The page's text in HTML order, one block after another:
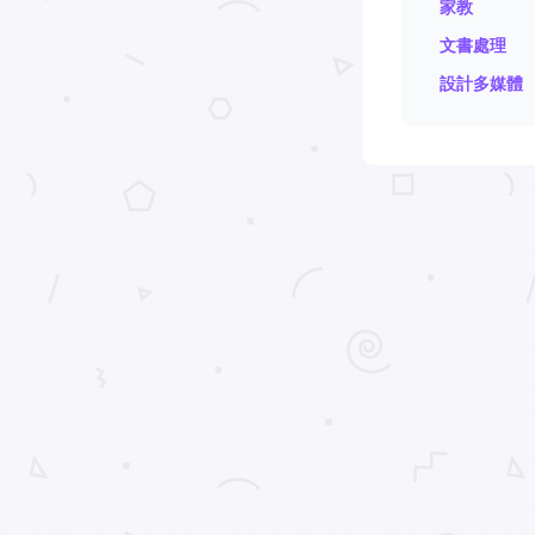
家教
文書處理
設計多媒體